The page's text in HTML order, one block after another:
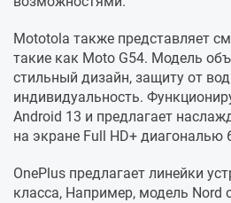
Mototola также представляет
такие как Moto G54. Модель
стильный дизайн, защиту от
индивидуальность.
Android 13 и предлагает
на экране Full HD+
OnePlus предлагает линейки
класса, Например, модель Nord